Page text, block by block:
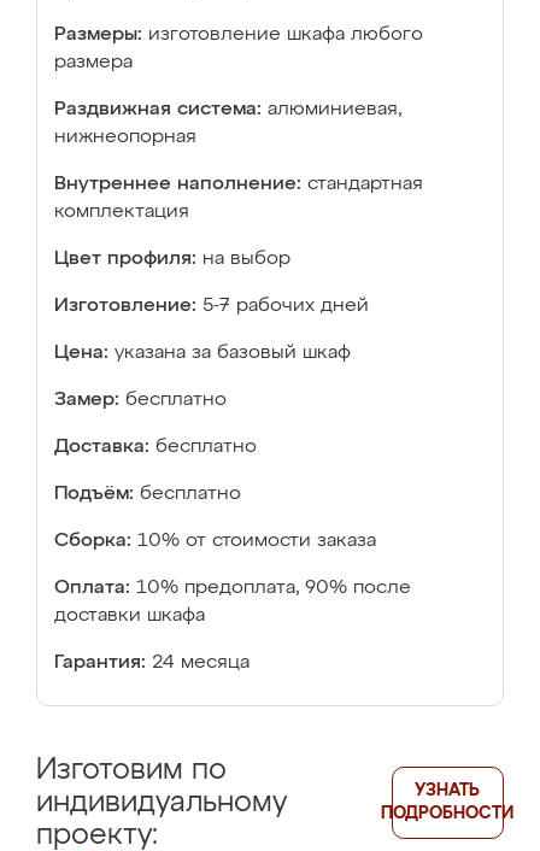
Размеры: изготовление шкафа любого
размера
Раздвижная система: алюминиевая,
нижнеопорная
Внутреннее наполнение: стандартная
комплектация
Цвет профиля: на выбор
Изготовление: 5-7 рабочих дней
Цена: указана за базовый шкаф
Замер: бесплатно
Доставка: бесплатно
Подъём: бесплатно
Сборка: 10% от стоимости заказа
Оплата: 10% предоплата, 90% после
доставки шкафа
Гарантия: 24 месяца
Изготовим по
индивидуальному
проекту:
УЗНАТЬ
ПОДРОБНОСТИ